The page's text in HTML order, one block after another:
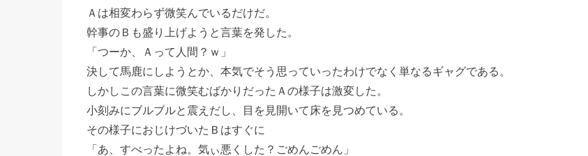
Ａは相変わらず微笑んでいるだけだ。
幹事のＢも盛り上げようと言葉を発した。
「つーか、Ａって人間？ｗ」
決して馬鹿にしようとか、本気でそう思っていったわけでなく単なるギャグである。
しかしこの言葉に微笑むばかりだったＡの様子は激変した。
小刻みにブルブルと震えだし、目を見開いて床を見つめている。
その様子におじけづいたＢはすぐに
「あ、すべったよね。気ぃ悪くした？ごめんごめん」